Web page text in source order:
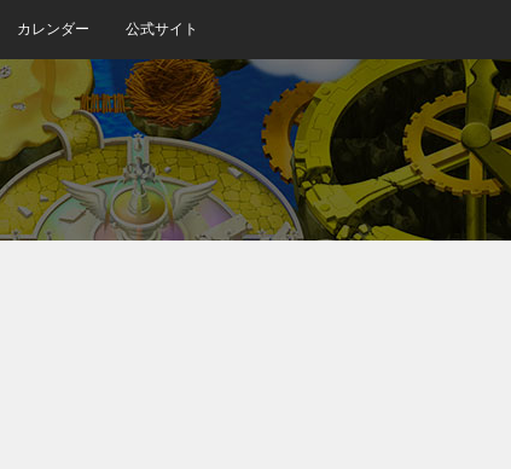
カレンダー 公式サイト